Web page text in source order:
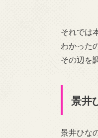
それでは
わかった
その辺を
景井
景井ひな